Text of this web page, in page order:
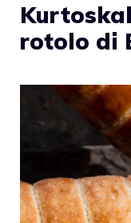
rotolo di